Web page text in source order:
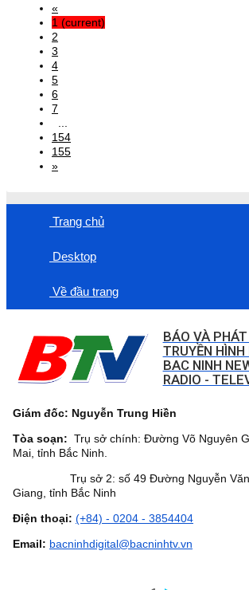
«
1 (current)
2
3
4
5
6
7
154
155
»
Trang chủ
Desktop
Về đầu trang
BÁO VÀ
TRUYỀN
BAC NINH
RADIO -
Giám đốc: Nguyễn Trung Hiền
Tòa soạn: Trụ sở chính: Đường Võ Nguyên
Mai, tỉnh Bắc Ninh.
Trụ sở 2: số 49 Đường Nguyễn Văn
Giang, tỉnh Bắc Ninh
Điện thoại: (+84) - 0204 - 3854404
Email: bacninhdigital@bacninhtv.vn